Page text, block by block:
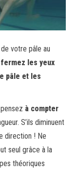
votre pâle au
fermez les yeux
pâle et les
à compter
S’ils diminuent
direction ! Ne
seul grâce à la
théoriques